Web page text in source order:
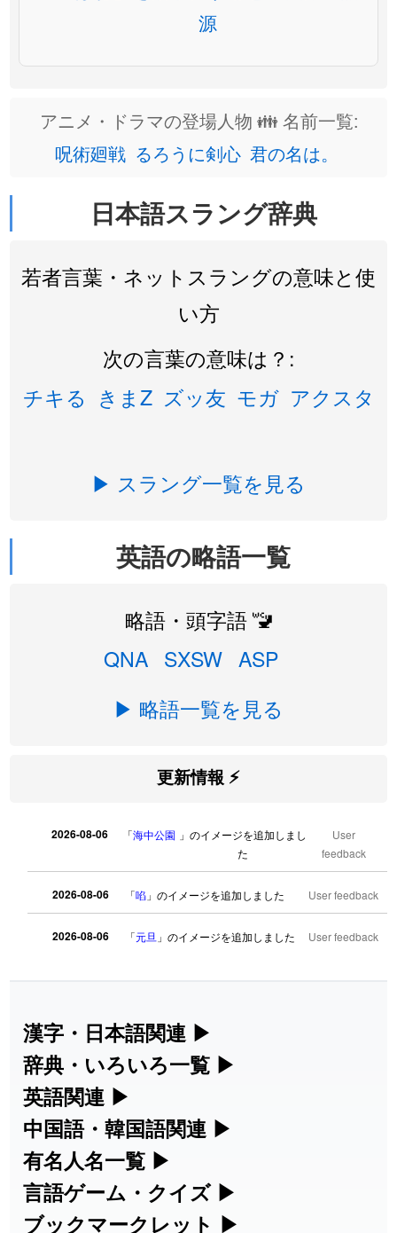
源
アニメ・ドラマの登場人物 👪 名前一覧:
呪術廻戦 るろうに剣心 君の名は。
日本語スラング辞典
若者言葉・ネットスラングの意味と使
い方
次の言葉の意味は？:
チキる きまZ ズッ友 モガ アクスタ
▶ スラング一覧を見る
英語の略語一覧
略語・頭字語 🚾
QNA SXSW ASP
▶ 略語一覧を見る
更新情報 ⚡
2026-08-06 「海中公園 」のイメージを追加しまし
た
User
feedback
2026-08-06 「啗 」のイメージを追加しました User feedback
2026-08-06 「元旦 」のイメージを追加しました User feedback
2026-08-06 「 」のイメージを追加しました
2026-08-06 「 胆石」のイメージを追加しました
2026-08-06 「
2026-08-06
2026-08-06 」のイメージを追加しました
2026-08-06 「截 」のイメージを追加しました
漢字・日本語関連 ▶
漢字の読み方検索、手書き入力、書き順
練習など、日本語学習に役立つツールを
集めています。
人名漢字辞典 - 読み方検索
手書き漢字入力
辞典・いろいろ一覧 ▶
部首・画数別の漢字一覧、熟語辞典、地
名・駅名検索など、各種リファレンスツ
ールです。
部首画数別漢字一覧
英語関連 ▶
カタカナ語・略語の意味検索、発音記
号、リスニング練習など英語学習ツール
です。
カタカナ語の意味・発音・類語辞典
中国語・韓国語関連 ▶
中国語のピンイン変換、韓国語の手書き
入力など、アジア言語学習ツールです。
有名人名一覧 ▶
海外セレブやスポーツ選手の名前の読み
方・発音を確認できます。
言語ゲーム・クイズ ▶
四字熟語パズルや漢字クイズなど、楽し
ブックマークレット ▶